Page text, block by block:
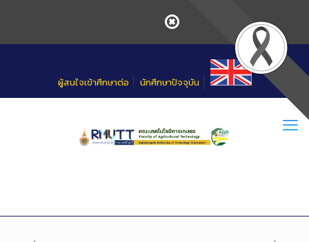
ผู้สนใจเข้าศึกษาต่อ นักศึกษาปัจจุบัน